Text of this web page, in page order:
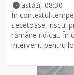
astăzi, 08:30
În contextul
secetoase, riscul
rămâne ridicat. În
intervenit pentru